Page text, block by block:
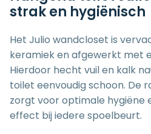
strak en hygiënisch
Het Julio wandcloset is
keramiek en afgewerkt met
Hierdoor hecht vuil en kalk
toilet eenvoudig schoon. De
zorgt voor optimale hygiëne
effect bij iedere spoelbeurt.